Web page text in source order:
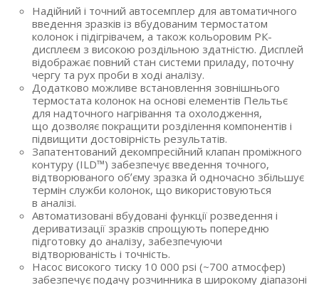
Надійний і точний автосемплер для автоматичного
введення зразків із вбудованим термостатом
колонок і підігрівачем, а також кольоровим РК-
дисплеєм з високою роздільною здатністю. Дисплей
відображає повний стан системи приладу, поточну
чергу та рух проби в ході аналізу.
Додатково можливе встановлення зовнішнього
термостата колонок на основі елементів Пельтьє
для надточного нагрівання та охолодження,
що дозволяє покращити розділення компонентів і
підвищити достовірність результатів.
Запатентований декомпресійний клапан проміжного
контуру (ILD™) забезпечує введення точного,
відтворюваного обʼєму зразка й одночасно збільшує
термін служби колонок, що використовуються
в аналізі.
Автоматизовані вбудовані функції розведення і
дериватизації зразків спрощують попередню
підготовку до аналізу, забезпечуючи
відтворюваність і точність.
Насос високого тиску 10 000 psi (~700 атмосфер)
забезпечує подачу розчинника в широкому діапазоні